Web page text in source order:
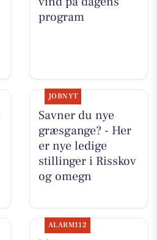
program
JOBNYT
Savner du nye
græsgange? - Her
er nye ledige
stillinger i Risskov
og omegn
ALARM112